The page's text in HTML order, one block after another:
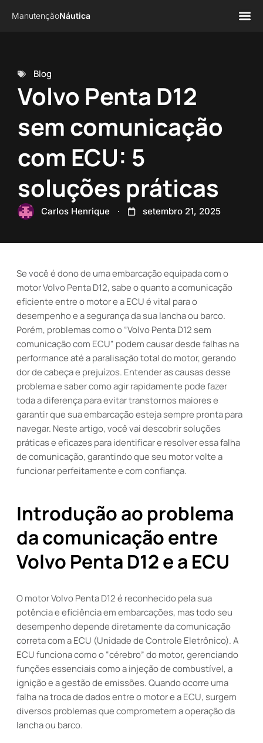
ManutençãoNáutica
Blog
Volvo Penta D12
sem comunicação
com ECU: 5
soluções práticas
Carlos Henrique setembro 21, 2025
Se você é dono de uma embarcação equipada com o
motor Volvo Penta D12, sabe o quanto a comunicação
eficiente entre o motor e a ECU é vital para o
desempenho e a segurança da sua lancha ou barco.
Porém, problemas como o “Volvo Penta D12 sem
comunicação com ECU” podem causar desde falhas na
performance até a paralisação total do motor, gerando
dor de cabeça e prejuízos. Entender as causas desse
problema e saber como agir rapidamente pode fazer
toda a diferença para evitar transtornos maiores e
garantir que sua embarcação esteja sempre pronta para
navegar. Neste artigo, você vai descobrir soluções
práticas e eficazes para identificar e resolver essa falha
de comunicação, garantindo que seu motor volte a
funcionar perfeitamente e com confiança.
Introdução ao problema
da comunicação entre
Volvo Penta D12 e a ECU
O motor Volvo Penta D12 é reconhecido pela sua
potência e eficiência em embarcações, mas todo seu
desempenho depende diretamente da comunicação
correta com a ECU (Unidade de Controle Eletrônico). A
ECU funciona como o “cérebro” do motor, gerenciando
funções essenciais como a injeção de combustível, a
ignição e a gestão de emissões. Quando ocorre uma
falha na troca de dados entre o motor e a ECU, surgem
diversos problemas que comprometem a operação da
lancha ou barco.